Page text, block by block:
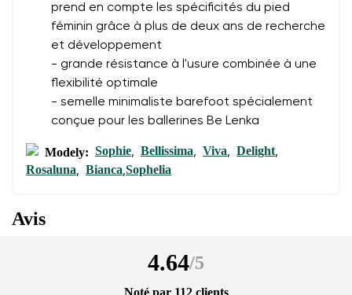
prend en compte les spécificités du pied
féminin grâce à plus de deux ans de recherche
et développement
- grande résistance à l'usure combinée à une
flexibilité optimale
- semelle minimaliste barefoot spécialement
conçue pour les ballerines Be Lenka
Modely: Sophie, Bellissima, Viva, Delight,
Rosaluna, Bianca,Sophelia
Avis
4.64/5
Noté par 112 clients